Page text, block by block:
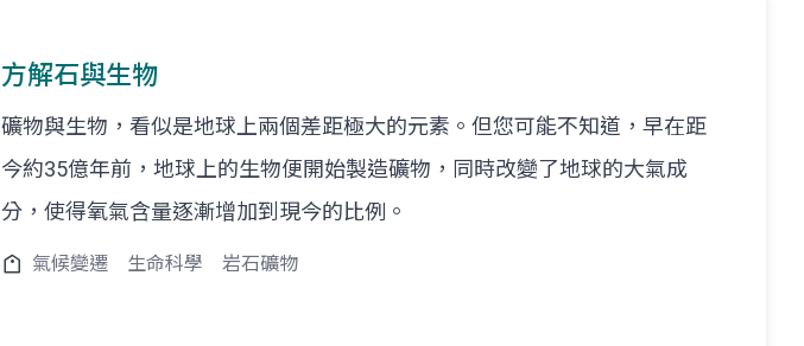
方解石與生物
礦物與生物，看似是地球上兩個差距極大的元素。但您可能不知道，早在距
今約35億年前，地球上的生物便開始製造礦物，同時改變了地球的大氣成
分，使得氧氣含量逐漸增加到現今的比例。
氣候變遷 生命科學 岩石礦物